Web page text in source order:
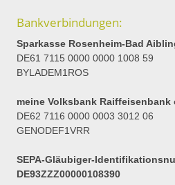
Bankverbindungen:
Sparkasse Rosenheim-Bad
DE61 7115 0000 0000 1008 59
BYLADEM1ROS
meine Volksbank Raiffeisenbank
DE62 7116 0000 0003 3012 06
GENODEF1VRR
SEPA-Gläubiger-
DE93ZZZ00000108390